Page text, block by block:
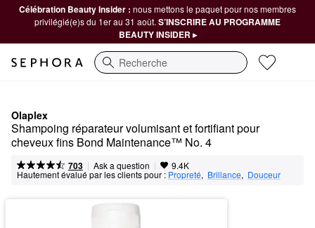
Célébration Beauty Insider : nous mettons le paquet pour nos membres
privilégié(e)s du 1er au 31 août. S’INSCRIRE AU PROGRAMME
BEAUTY INSIDER ▸
Recherche
Olaplex
Shampoing réparateur volumisant et fortifiant pour
cheveux fins Bond Maintenance™ No. 4
703 | Ask a question | 9.4K
Hautement évalué par les clients pour : Propreté, Brillance, Douceur